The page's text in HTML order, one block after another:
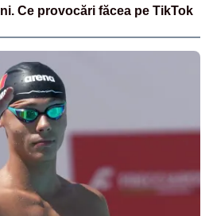
Ce provocări făcea pe TikTok